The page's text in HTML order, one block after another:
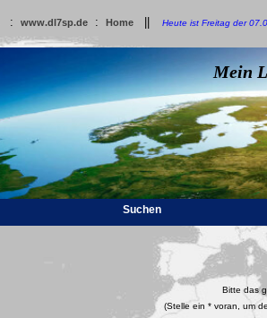
: www.dl7sp.de : Home Heute ist Freitag der
Mein
Suchen
Bitte das
(Stelle ein * voran, um